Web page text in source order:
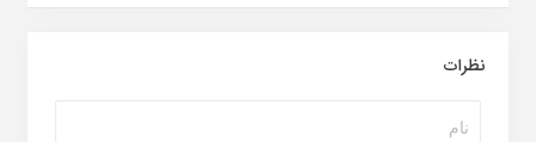
نظرات